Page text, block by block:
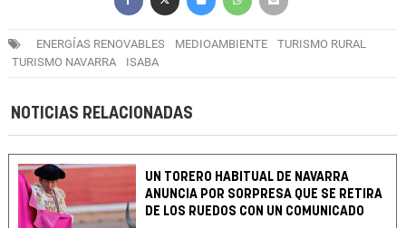
ENERGÍAS RENOVABLES MEDIOAMBIENTE
TURISMO RURAL
TURISMO NAVARRA
ISABA
NOTICIAS RELACIONADAS
UN TORERO HABITUAL DE NAVARRA
ANUNCIA POR SORPRESA QUE SE RETIRA
DE LOS RUEDOS CON UN COMUNICADO